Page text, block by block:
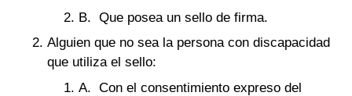
B. Que posea un sello de firma.
Alguien que no sea la persona con discapacidad
que utiliza el sello:
A. Con el consentimiento expreso del